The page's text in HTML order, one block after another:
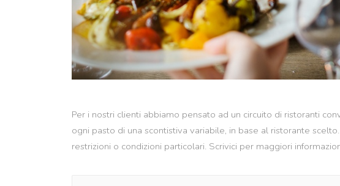
Per i nostri clienti abbiamo pensato ad un circuito di ristoranti
ogni pasto di una scontistiva variabile, in base al ristorante
restrizioni o condizioni particolari. Scrivici per maggiori